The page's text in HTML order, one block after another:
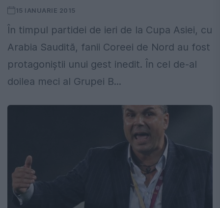
15 IANUARIE 2015
În timpul partidei de ieri de la Cupa Asiei, cu
Arabia Saudită, fanii Coreei de Nord au fost
protagoniștii unui gest inedit. În cel de-al
doilea meci al Grupei B...